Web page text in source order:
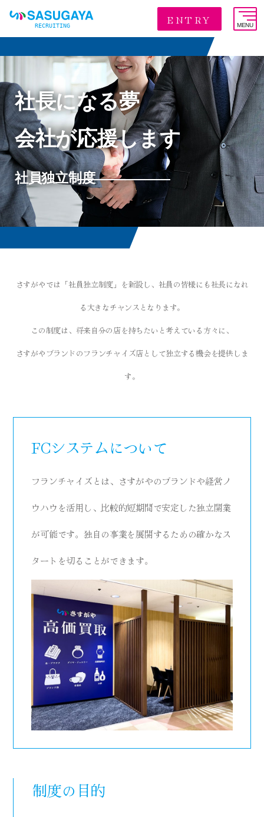
ENTRY MENU
社長になる夢
会社が応援します
社員独立制度
さすがやでは「社員独立制度」を新設し、社員の皆様にも社長になれ
る大きなチャンスとなります。
この制度は、将来自分の店を持ちたいと考えている方々に、
さすがやブランドのフランチャイズ店として独立する機会を提供しま
す。
FCシステムについて
フランチャイズとは、さすがやのブランドや経営ノ
ウハウを活用し、比較的短期間で安定した独立開業
が可能です。独自の事業を展開するための確かなス
タートを切ることができます。
制度の目的